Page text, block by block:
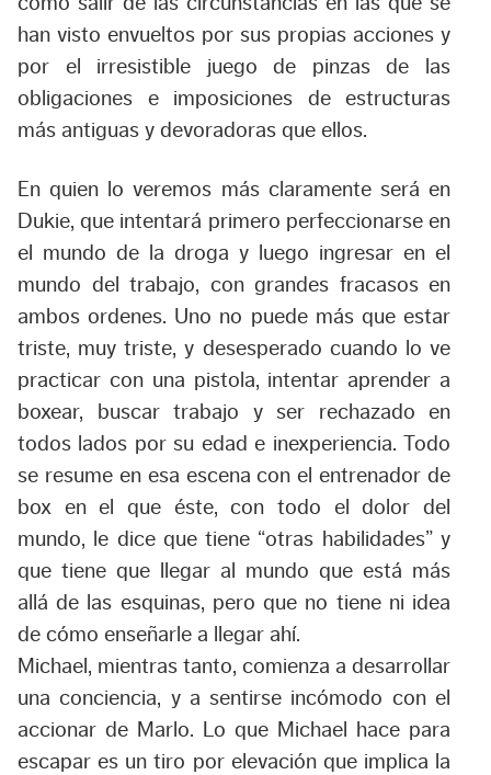
han visto envueltos por sus propias acciones y
por el irresistible juego de pinzas de las
obligaciones e imposiciones de estructuras
más antiguas y devoradoras que ellos.
En quien lo veremos más claramente será en
Dukie, que intentará primero perfeccionarse en
el mundo de la droga y luego ingresar en el
mundo del trabajo, con grandes fracasos en
ambos ordenes. Uno no puede más que estar
triste, muy triste, y desesperado cuando lo ve
practicar con una pistola, intentar aprender a
boxear, buscar trabajo y ser rechazado en
todos lados por su edad e inexperiencia. Todo
se resume en esa escena con el entrenador de
box en el que éste, con todo el dolor del
mundo, le dice que tiene “otras habilidades” y
que tiene que llegar al mundo que está más
allá de las esquinas, pero que no tiene ni idea
de cómo enseñarle a llegar ahí.
Michael, mientras tanto, comienza a desarrollar
una conciencia, y a sentirse incómodo con el
accionar de Marlo. Lo que Michael hace para
escapar es un tiro por elevación que implica la